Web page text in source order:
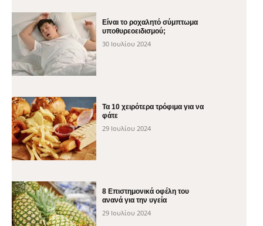
Είναι το ροχαλητό σύμπτωμα
υποθυρεοειδισμού;
30 Ιουλίου 2024
Τα 10 χειρότερα τρόφιμα για να
φάτε
29 Ιουλίου 2024
8 Επιστημονικά οφέλη του
ανανά για την υγεία
29 Ιουλίου 2024